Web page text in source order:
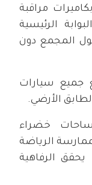
مراقبة
الرئيسية
المجمع دون
جميع سيارات
الأرضي.
خضراء
الرياضة
الرفاهية